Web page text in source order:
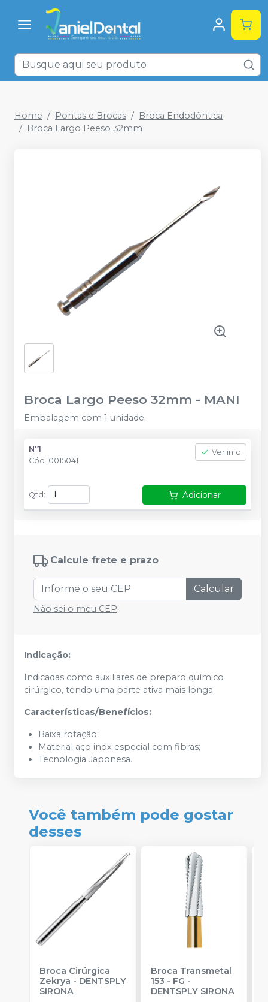
Home Pontas e Brocas
Broca Endodôntica
Broca Largo Peeso 32mm
Broca Largo Peeso 32mm - MANI
Embalagem com 1 unidade.
Nº1
Cód. 0015041
Ver info
Qtd : Adicionar
Calcule frete e prazo
Calcular
Não sei o meu CEP
Indicação:
Indicadas como auxiliares de preparo químico
cirúrgico, tendo uma parte ativa mais longa.
Características/Benefícios:
Baixa rotação;
Material aço inox especial com fibras;
Tecnologia Japonesa.
Você também pode gostar
desses
Broca Cirúrgica
Zekrya - DENTSPLY
SIRONA
Broca Transmetal
153 - FG -
DENTSPLY SIRONA